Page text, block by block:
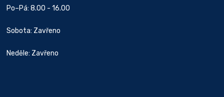
Po–Pá: 8.00 - 16.00
Sobota: Zavřeno
Neděle: Zavřeno